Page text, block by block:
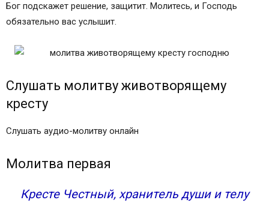
Бог подскажет решение, защитит. Молитесь, и Господь
обязательно вас услышит.
Слушать молитву животворящему
кресту
Слушать аудио-молитву онлайн
Молитва первая
Кресте Честный, хранитель души и телу